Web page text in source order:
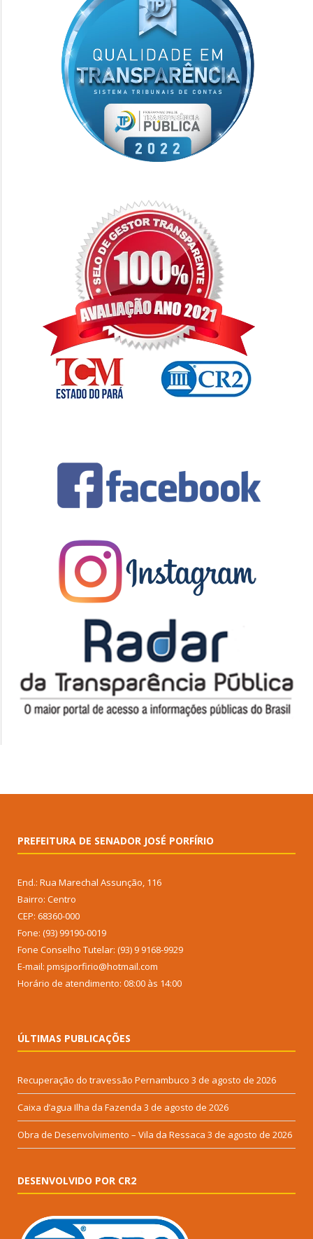
PREFEITURA DE SENADOR JOSÉ PORFÍRIO
End.: Rua Marechal Assunção, 116
Bairro: Centro
CEP: 68360-000
Fone: (93) 99190-0019
Fone Conselho Tutelar: (93) 9 9168-9929
E-mail: pmsjporfirio@hotmail.com
Horário de atendimento: 08:00 às 14:00
ÚLTIMAS PUBLICAÇÕES
Recuperação do travessão Pernambuco 3 de agosto de 2026
Caixa d’agua Ilha da Fazenda 3 de agosto de 2026
Obra de Desenvolvimento – Vila da Ressaca 3 de agosto de 2026
DESENVOLVIDO POR CR2